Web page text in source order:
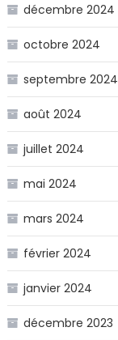
décembre 2024
octobre 2024
septembre 2024
août 2024
juillet 2024
mai 2024
mars 2024
février 2024
janvier 2024
décembre 2023